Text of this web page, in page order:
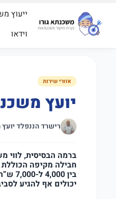
ייעוץ
וידאו
אזורי שירות
יועץ
רישרד הננפלד
חבילה מקיפה הכוללת
יכולים אף להגיע לסביבות